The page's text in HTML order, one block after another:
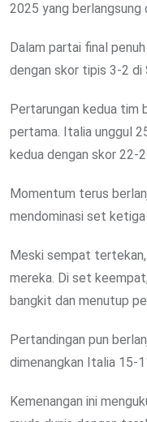
2025 yang berlangsung
Dalam partai final
dengan skor tipis 3-2 di
Pertarungan kedua tim
pertama. Italia unggul
kedua dengan skor 22-
Momentum terus
mendominasi set
Meski sempat
mereka. Di set
bangkit dan menutup
Pertandingan pun
dimenangkan Italia 15-
Kemenangan ini